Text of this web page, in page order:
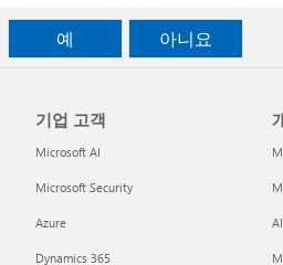
예 아니요
기업 고객
Microsoft AI
Microsoft Security
Azure
Dynamics 365